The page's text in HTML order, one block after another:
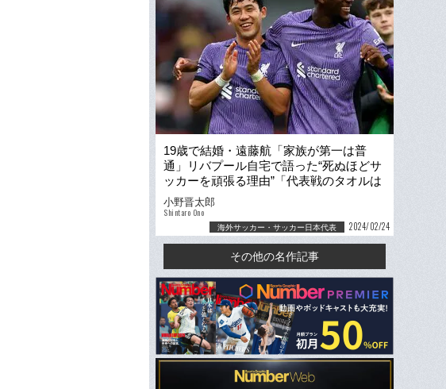
19歳で結婚・遠藤航「家族が第一は普
通」リバプール自宅で語った“死ぬほどサ
ッカーを頑張る理由”「代表戦のタオルは
タケや薫が多いけど…」
小野晋太郎
Shintaro Ono
海外サッカー・サッカー日本代表 2024/02/24
その他の名作記事